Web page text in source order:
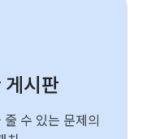
시판
수 있는 문제의